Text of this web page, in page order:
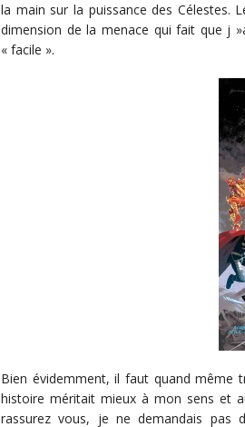
la main sur la puissance des Célestes.
dimension de la menace qui fait que j
« facile ».
Bien évidemment, il faut quand même
histoire méritait mieux à mon sens et
rassurez vous, je ne demandais pas